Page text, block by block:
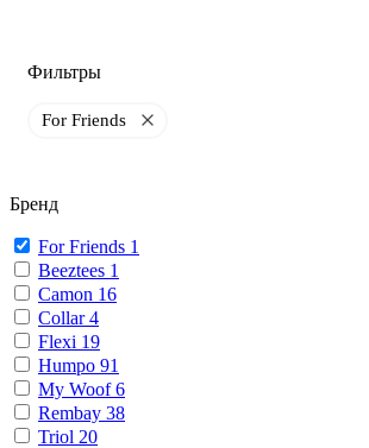
Фильтры
For Friends
Бренд
For Friends 1
Beeztees 1
Camon 16
Collar4
Flexi 19
Humpo 91
My Woof6
Rembay 38
Triol 20